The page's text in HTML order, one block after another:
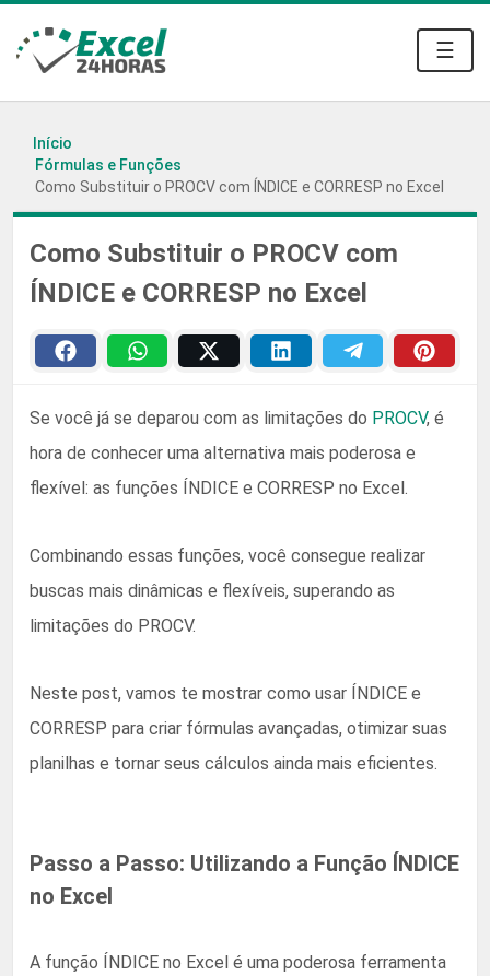
☰
Início
Fórmulas e Funções
Como Substituir o PROCV com ÍNDICE e CORRESP no Excel
Como Substituir o PROCV com
ÍNDICE e CORRESP no Excel
Se você já se deparou com as limitações do PROCV, é
hora de conhecer uma alternativa mais poderosa e
flexível: as funções ÍNDICE e CORRESP no Excel.
Combinando essas funções, você consegue realizar
buscas mais dinâmicas e flexíveis, superando as
limitações do PROCV.
Neste post, vamos te mostrar como usar ÍNDICE e
CORRESP para criar fórmulas avançadas, otimizar suas
planilhas e tornar seus cálculos ainda mais eficientes.
Passo a Passo: Utilizando a Função ÍNDICE
no Excel
A função ÍNDICE no Excel é uma poderosa ferramenta